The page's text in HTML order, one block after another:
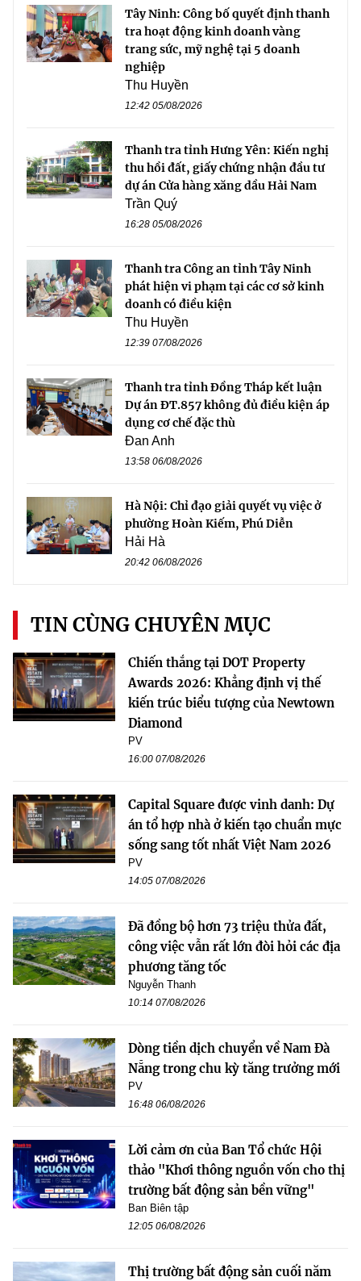
Tây Ninh: Công bố quyết định thanh
tra hoạt động kinh doanh vàng
trang sức, mỹ nghệ tại 5 doanh
nghiệp
Thu Huyền
12:42 05/08/2026
Thanh tra tỉnh Hưng Yên: Kiến nghị
thu hồi đất, giấy chứng nhận đầu tư
dự án Cửa hàng xăng dầu Hải Nam
Trần Quý
16:28 05/08/2026
Thanh tra Công an tỉnh Tây Ninh
phát hiện vi phạm tại các cơ sở kinh
doanh có điều kiện
Thu Huyền
12:39 07/08/2026
Thanh tra tỉnh Đồng Tháp kết luận
Dự án ĐT.857 không đủ điều kiện áp
dụng cơ chế đặc thù
Đan Anh
13:58 06/08/2026
Hà Nội: Chỉ đạo giải quyết vụ việc ở
phường Hoàn Kiếm, Phú Diễn
Hải Hà
20:42 06/08/2026
TIN CÙNG CHUYÊN MỤC
Chiến thắng tại DOT Property
Awards 2026: Khẳng định vị thế
kiến trúc biểu tượng của Newtown
Diamond
PV
16:00 07/08/2026
Capital Square được vinh danh: Dự
án tổ hợp nhà ở kiến tạo chuẩn mực
sống sang tốt nhất Việt Nam 2026
PV
14:05 07/08/2026
Đã đồng bộ hơn 73 triệu thửa đất,
công việc vẫn rất lớn đòi hỏi các địa
phương tăng tốc
Nguyễn Thanh
10:14 07/08/2026
Dòng tiền dịch chuyển về Nam Đà
Nẵng trong chu kỳ tăng trưởng mới
PV
16:48 06/08/2026
Lời cảm ơn của Ban Tổ chức Hội
thảo "Khơi thông nguồn vốn cho thị
trường bất động sản bền vững"
Ban Biên tập
12:05 06/08/2026
Thị trường bất động sản cuối năm